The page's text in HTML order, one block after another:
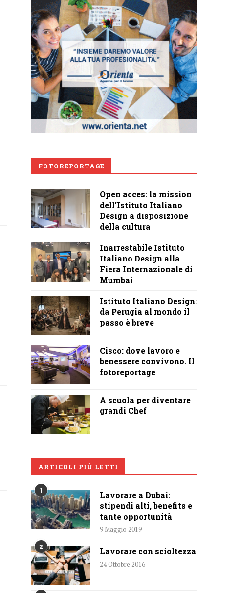
FOTOREPORTAGE
Open acces: la mission
dell’Istituto Italiano
Design a disposizione
della cultura
Inarrestabile Istituto
Italiano Design alla
Fiera Internazionale di
Mumbai
Istituto Italiano Design:
da Perugia al mondo il
passo è breve
Cisco: dove lavoro e
benessere convivono. Il
fotoreportage
A scuola per diventare
grandi Chef
ARTICOLI PIÙ LETTI
1
Lavorare a Dubai:
stipendi alti, benefits e
tante opportunità
9 Maggio 2019
2 Lavorare con scioltezza
24 Ottobre 2016